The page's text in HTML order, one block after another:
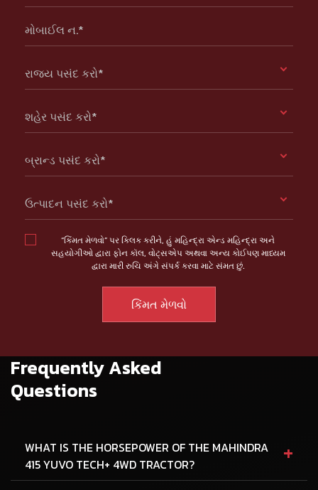
મોબાઈલ ન.*
રાજ્ય પસંદ કરો*
શહેર પસંદ કરો*
બ્રાન્ડ પસંદ કરો*
ઉત્પાદન પસંદ કરો*
“કિંમત મેળવો” પર ક્લિક કરીને, હું મહિન્દ્રા એન્ડ મહિન્દ્રા અને
સહયોગીઓ દ્વારા ફોન કૉલ, વોટ્સએપ અથવા અન્ય કોઈપણ માધ્યમ
દ્વારા મારી રુચિ અંગે સંપર્ક કરવા માટે સંમત છું.
Frequently Asked
Questions
WHAT IS THE HORSEPOWER OF THE MAHINDRA
415 YUVO TECH+ 4WD TRACTOR?
+